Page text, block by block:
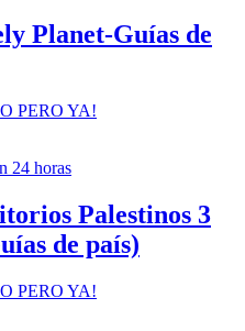
Planet-Guías de
PERO YA!
24 horas
Palestinos 3
de país)
PERO YA!